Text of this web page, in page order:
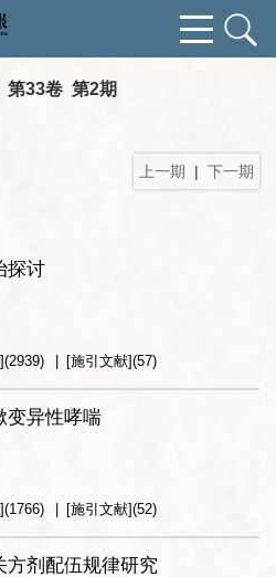
第33卷 第2期
上一期 | 下一期
探讨
](2939) [施引文献](57)
变异性哮喘
](1766) [施引文献](52)
方剂配伍规律研究